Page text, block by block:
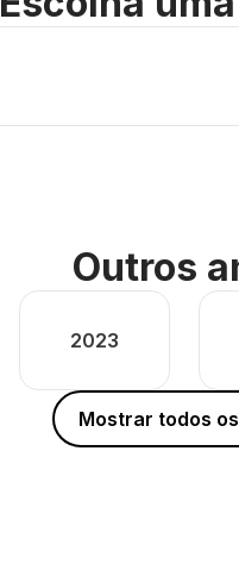
Outros
2023
Mostrar todos